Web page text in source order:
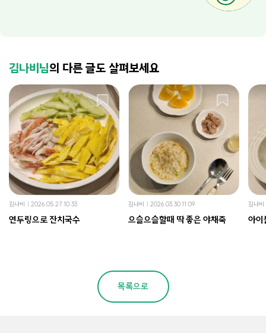
김나비님의 다른 글도 살펴보세요
김나비 2026.05.27 10:33
연두링으로 잔치국수
김나비 2026.03.30 11:09
으슬으슬할때 딱 좋은 야채죽
김나비
아이
목록으로